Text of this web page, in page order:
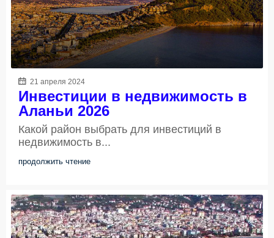
21 апреля 2024
Инвестиции в недвижимость в
Аланьи 2026
Какой район выбрать для инвестиций в
недвижимость в...
продолжить чтение